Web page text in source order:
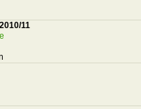
11